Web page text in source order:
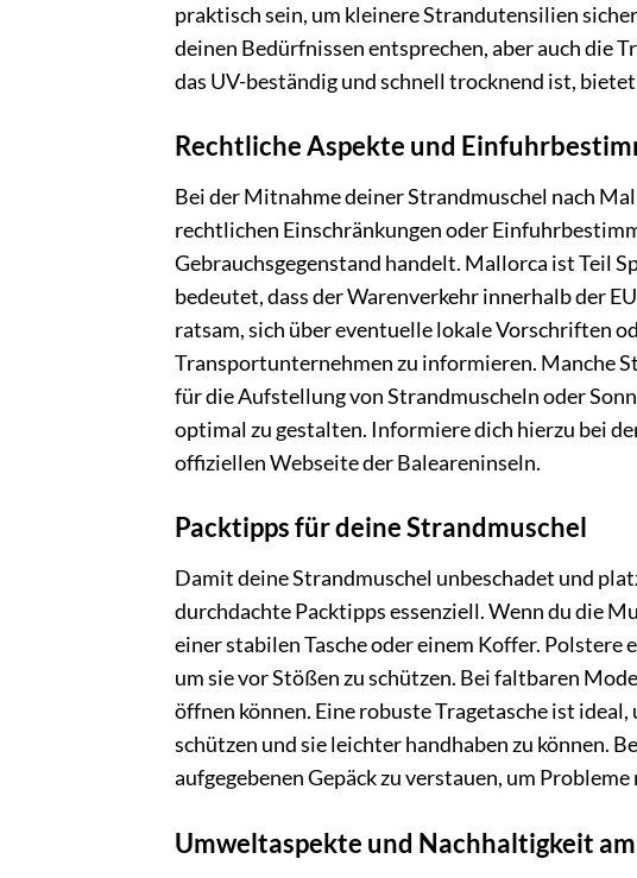
praktisch sein, um kleinere Strandutensilien
deinen Bedürfnissen entsprechen, aber auch
das UV-beständig und schnell trocknend ist,
Rechtliche Aspekte und
Bei der Mitnahme deiner Strandmuschel nach
rechtlichen Einschränkungen oder
Gebrauchsgegenstand handelt. Mallorca ist Teil
bedeutet, dass der Warenverkehr innerhalb der
ratsam, sich über eventuelle lokale Vorschriften
Transportunternehmen zu informieren. Manche
für die Aufstellung von Strandmuscheln oder
optimal zu gestalten. Informiere dich hierzu bei
offiziellen Webseite der Baleareninseln.
Packtipps für deine Strandmuschel
Damit deine Strandmuschel unbeschadet und
durchdachte Packtipps essenziell. Wenn du die
einer stabilen Tasche oder einem Koffer.
um sie vor Stößen zu schützen. Bei faltbaren
öffnen können. Eine robuste Tragetasche ist
schützen und sie leichter handhaben zu können.
aufgegebenen Gepäck zu verstauen, um
Umweltaspekte und Nachhaltigkeit